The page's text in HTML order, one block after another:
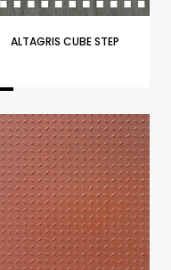
ALTAGRIS CUBE STEP